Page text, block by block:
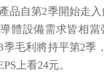
品自第2季開始走
體設備需求皆相
季毛利將持平第2季
上看24元。